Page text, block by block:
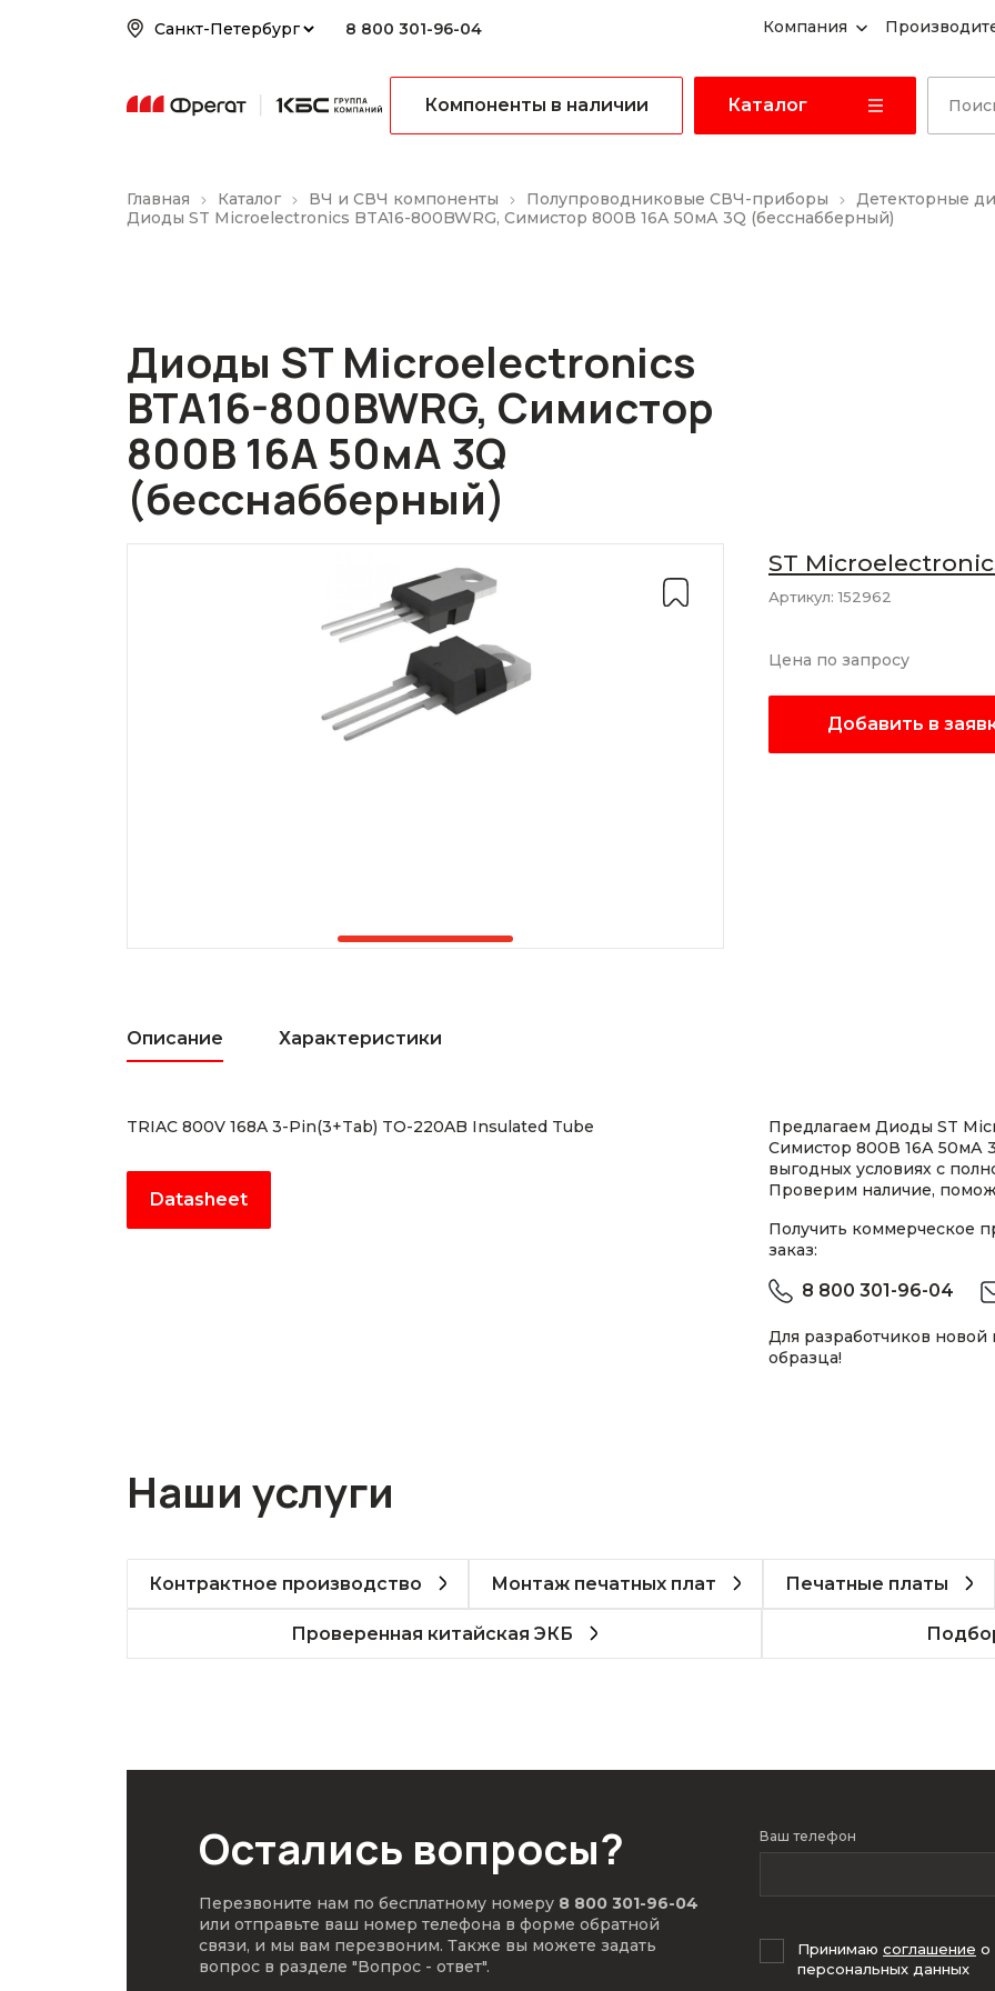
8 800 301-96-04 Компания
Компоненты в наличии Каталог
Главная Каталог ВЧ и СВЧ компоненты Полупроводниковые СВЧ-приборы
Детекторные
Диоды ST Microelectronics BTA16-800BWRG, Симистор 800В 16А 50мА 3Q (бесснабберный)
Диоды ST Microelectronics
BTA16-800BWRG, Симистор
800В 16А 50мА 3Q
(бесснабберный)
ST
Артикул: 152962
Цена по запросу
Добавить в
Описание Характеристики
TRIAC 800V 168A 3-Pin(3+Tab) TO-220AB Insulated Tube
Datasheet
Предлагаем Диоды ST
Симистор 800В 16А 50мА
выгодных условиях с
Проверим наличие,
Получить коммерческое
заказ:
8 800 301-96-04
Для разработчиков
образца!
Наши услуги
Контрактное производство Монтаж печатных плат Печатные платы
Проверенная китайская ЭКБ
Остались вопросы?
Перезвоните нам по бесплатному номеру 8 800 301-96-04
или отправьте ваш номер телефона в форме обратной
связи, и мы вам перезвоним. Также вы можете задать
вопрос в разделе "Вопрос - ответ".
Ваш телефон
Принимаю соглашение о
персональных данных